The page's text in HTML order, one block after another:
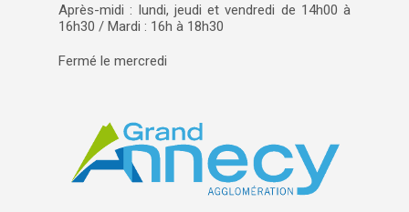
Après-midi : lundi, jeudi et vendredi de 14h00 à
16h30 / Mardi : 16h à 18h30
Fermé le mercredi